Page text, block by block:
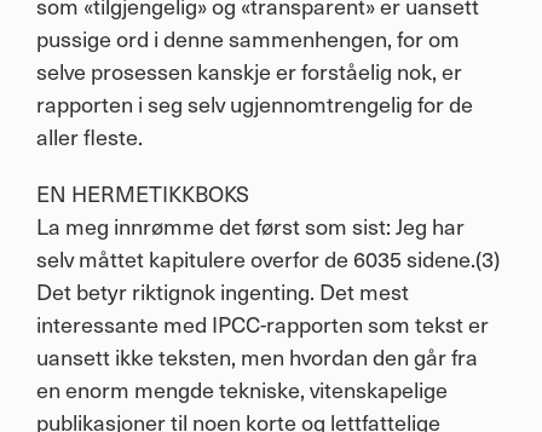
pussige ord i denne sammenhengen, for om
selve prosessen kanskje er forståelig nok, er
rapporten i seg selv ugjennomtrengelig for de
aller fleste.
EN HERMETIKKBOKS
La meg innrømme det først som sist: Jeg har
selv måttet kapitulere overfor de 6035 sidene.(3)
Det betyr riktignok ingenting. Det mest
interessante med IPCC-rapporten som tekst er
uansett ikke teksten, men hvordan den går fra
en enorm mengde tekniske, vitenskapelige
publikasjoner til noen korte og lettfattelige